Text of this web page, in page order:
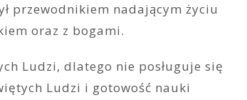
przewodnikiem nadającym życiu
oraz z bogami.
Ludzi, dlatego nie posługuje się
Ludzi i gotowość nauki